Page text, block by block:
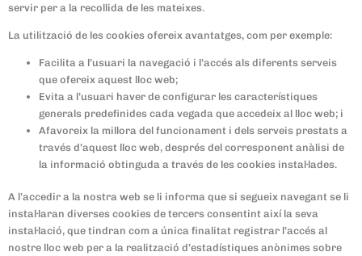
servir per a la recollida de les mateixes.
La utilització de les cookies ofereix avantatges, com per exemple:
Facilita a l’usuari la navegació i l’accés als diferents serveis
que ofereix aquest lloc web;
Evita a l’usuari haver de configurar les característiques
generals predefinides cada vegada que accedeix al lloc web; i
Afavoreix la millora del funcionament i dels serveis prestats a
través d’aquest lloc web, després del corresponent anàlisi de
la informació obtinguda a través de les cookies instal·lades.
A l’accedir a la nostra web se li informa que si segueix navegant se li
instal·laran diverses cookies de tercers consentint així la seva
instal·lació, que tindran com a única finalitat registrar l’accés al
nostre lloc web per a la realització d’estadístiques anònimes sobre